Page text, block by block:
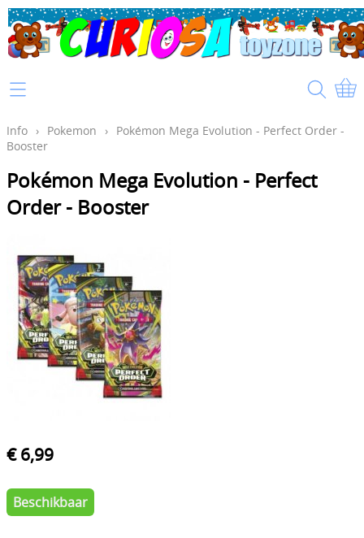
Home
Info
Mijn account
Info › Pokemon › Pokémon Mega Evolution - Perfect Order -
Booster
Pokémon Mega Evolution - Perfect
Order - Booster
€ 6,99
Beschikbaar